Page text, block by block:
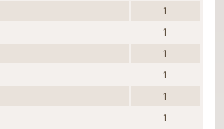
1
1
1
1
1
1